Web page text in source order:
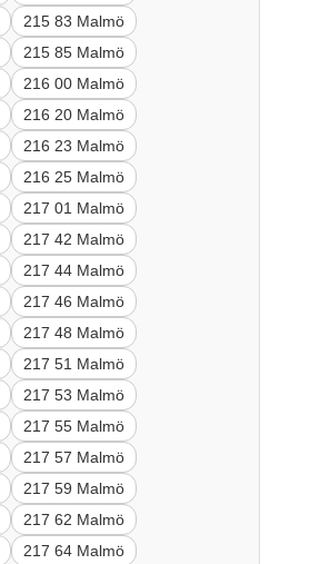
215 83 Malmö
215 85 Malmö
216 00 Malmö
216 20 Malmö
216 23 Malmö
216 25 Malmö
217 01 Malmö
217 42 Malmö
217 44 Malmö
217 46 Malmö
217 48 Malmö
217 51 Malmö
217 53 Malmö
217 55 Malmö
217 57 Malmö
217 59 Malmö
217 62 Malmö
217 64 Malmö